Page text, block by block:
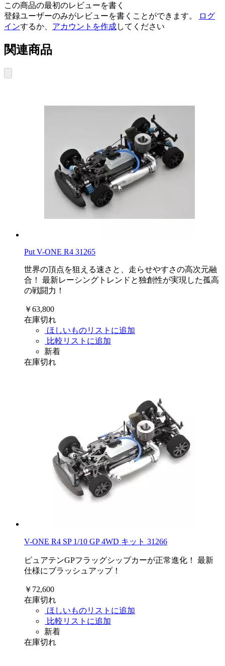
この商品の最初のレビューを書く
登録ユーザーのみがレビューを書くことができます。
ログ
インするか、 アカウントを作成してください
関連商品
Put V-ONE R4 31265
世界の頂点を狙える速さと、走らせやすさの高次元融
合！ 最新レーシングトレンドと独創性が実現した孤高
の戦闘力！
￥63,800
在庫切れ
ほしいものリストに追加
比較リストに追加
新着
在庫切れ
V-ONE R4 SP 1/10 GP 4WD キット 31266
ピュアテンGPフラッグシップカーが正常進化！ 最新
仕様にブラッシュアップ！
￥72,600
在庫切れ
ほしいものリストに追加
比較リストに追加
新着
在庫切れ